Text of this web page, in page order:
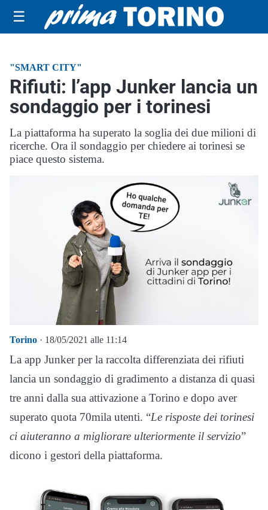
☰
"SMART CITY"
Rifiuti: l’app Junker lancia un
sondaggio per i torinesi
La piattaforma ha superato la soglia dei due milioni di
ricerche. Ora il sondaggio per chiedere ai torinesi se
piace questo sistema.
Torino · 18/05/2021 alle 11:14
La app Junker per la raccolta differenziata dei rifiuti
lancia un sondaggio di gradimento a distanza di quasi
tre anni dalla sua attivazione a Torino e dopo aver
superato quota 70mila utenti. “Le risposte dei torinesi
ci aiuteranno a migliorare ulteriormente il servizio”
dicono i gestori della piattaforma.